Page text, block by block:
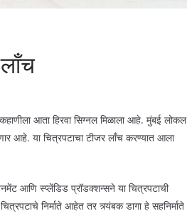
आता हिरवा सिग्नल मिळाला आहे. मुंबई लोकल
आहे. या चित्रपटाचा टीजर लाँच करण्यात आला
आणि स्प्लेंडिड प्रॉडक्शन्सने या चित्रपटाची
निर्माते आहेत तर त्र्यंबक डागा हे सहनिर्माते